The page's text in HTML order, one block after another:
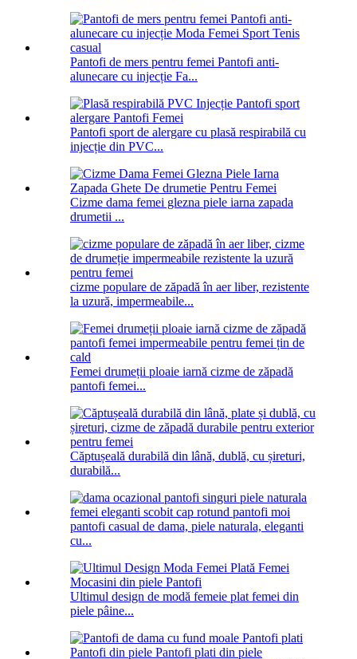
Pantofi de mers pentru femei Pantofi anti-
alunecare cu injecție Fa...
Pantofi sport de alergare cu plasă respirabilă cu
injecție din PVC...
Cizme dama femei glezna piele iarna zapada
drumetii ...
cizme populare de zăpadă în aer liber, rezistente
la uzură, impermeabile...
Femei drumeții ploaie iarnă cizme de zăpadă
pantofi femei...
Căptușeală durabilă din lână, dublă, cu șireturi,
durabilă...
pantofi casual de dama, piele naturala, eleganti
cu...
Ultimul design de modă femeie plat femei din
piele pâine...